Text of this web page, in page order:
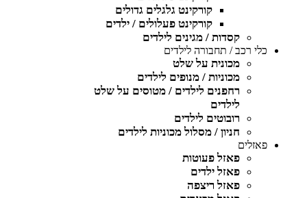
קורקינט גלגלים גדולים
קורקינט פעלולים / ילדים
קסדות / מגינים לילדים
כלי רכב / תחבורה לילדים
מכונית על שלט
מכוניות / מנופים לילדים
רחפנים לילדים / מטוסים על שלט
לילדים
רובוטים לילדים
חניון / מסלול מכוניות לילדים
פאזלים
פאזל פעוטות
פאזל ילדים
פאזל ריצפה